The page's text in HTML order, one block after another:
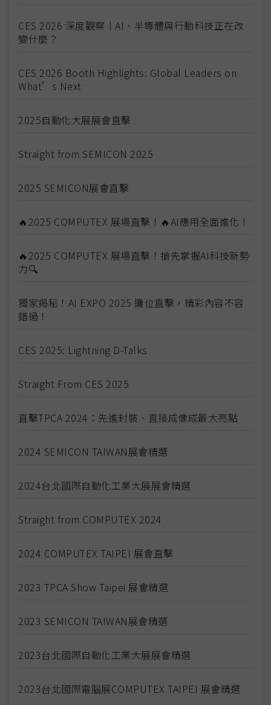
CES 2026 深度觀察｜AI、半導體與行動科技正在改
變什麼？
CES 2026 Booth Highlights: Global Leaders on
What’s Next
2025自動化大展展會直擊
Straight from SEMICON 2025
2025 SEMICON展會直擊
🔥2025 COMPUTEX 展場直擊！🔥AI應用全面進化！
🔥2025 COMPUTEX 展場直擊！搶先掌握AI科技新勢
力🔍
獨家揭秘！AI EXPO 2025 攤位直擊，精彩內容不容
錯過！
CES 2025: Lightning D-Talks
Straight From CES 2025
直擊TPCA 2024：先進封裝、直接成像成最大亮點
2024 SEMICON TAIWAN展會精選
2024台北國際自動化工業大展展會精選
Straight from COMPUTEX 2024
2024 COMPUTEX TAIPEI 展會直擊
2023 TPCA Show Taipei 展會精選
2023 SEMICON TAIWAN展會精選
2023台北國際自動化工業大展展會精選
2023台北國際電腦展COMPUTEX TAIPEI 展會精選